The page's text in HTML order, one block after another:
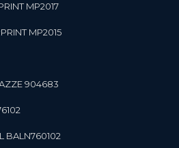
MP2017
MP2015
904683
BALN760102